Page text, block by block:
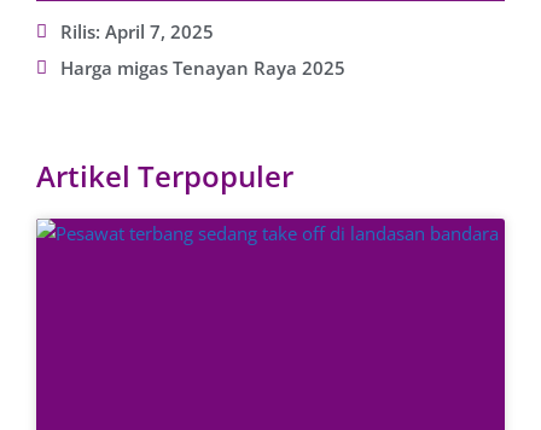
Rilis: April 7, 2025
Harga migas Tenayan Raya 2025
Artikel Terpopuler